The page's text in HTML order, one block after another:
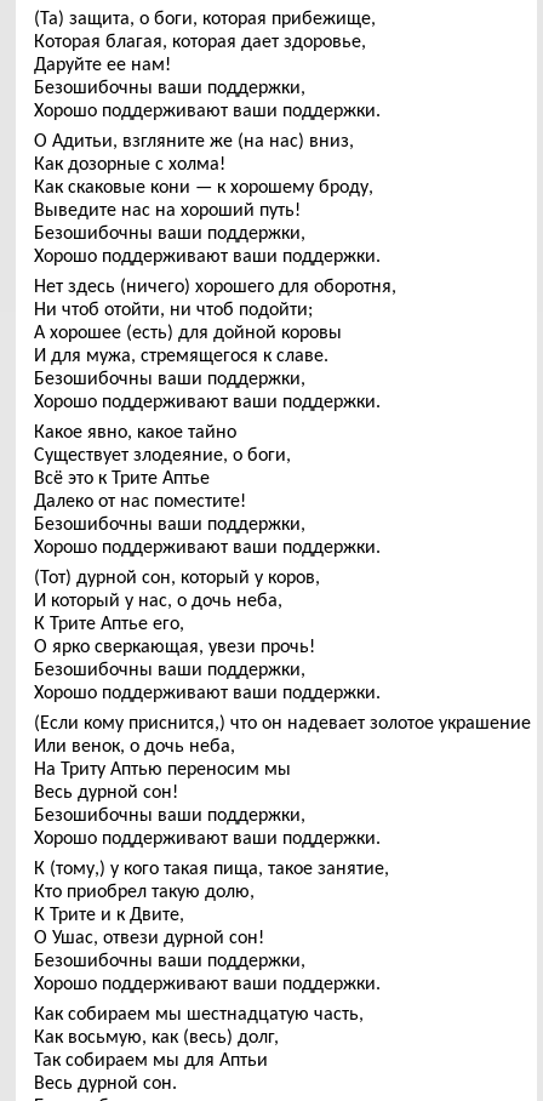
(Та) защита, о боги, которая прибежище,
Которая благая, которая дает здоровье,
Даруйте ее нам!
Безошибочны ваши поддержки,
Хорошо поддерживают ваши поддержки.
О Адитьи, взгляните же (на нас) вниз,
Как дозорные с холма!
Как скаковые кони — к хорошему броду,
Выведите нас на хороший путь!
Безошибочны ваши поддержки,
Хорошо поддерживают ваши поддержки.
Нет здесь (ничего) хорошего для оборотня,
Ни чтоб отойти, ни чтоб подойти;
А хорошее (есть) для дойной коровы
И для мужа, стремящегося к славе.
Безошибочны ваши поддержки,
Хорошо поддерживают ваши поддержки.
Какое явно, какое тайно
Существует злодеяние, о боги,
Всё это к Трите Аптье
Далеко от нас поместите!
Безошибочны ваши поддержки,
Хорошо поддерживают ваши поддержки.
(Тот) дурной сон, который у коров,
И который у нас, о дочь неба,
К Трите Аптье его,
О ярко сверкающая, увези прочь!
Безошибочны ваши поддержки,
Хорошо поддерживают ваши поддержки.
(Если кому приснится,) что он надевает золотое украшение
Или венок, о дочь неба,
На Триту Аптью переносим мы
Весь дурной сон!
Безошибочны ваши поддержки,
Хорошо поддерживают ваши поддержки.
К (тому,) у кого такая пища, такое занятие,
Кто приобрел такую долю,
К Трите и к Двите,
О Ушас, отвези дурной сон!
Безошибочны ваши поддержки,
Хорошо поддерживают ваши поддержки.
Как собираем мы шестнадцатую часть,
Как восьмую, как (весь) долг,
Так собираем мы для Аптьи
Весь дурной сон.